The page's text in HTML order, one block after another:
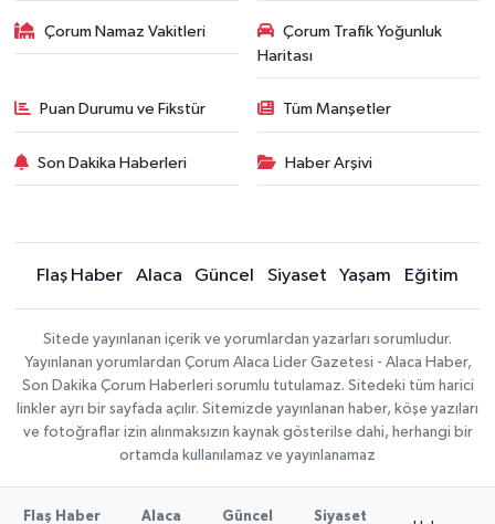
Çorum Namaz Vakitleri
Çorum Trafik Yoğunluk
Haritası
Puan Durumu ve Fikstür Tüm Manşetler
Son Dakika Haberleri Haber Arşivi
Flaş Haber Alaca Güncel Siyaset Yaşam Eğitim
Sitede yayınlanan içerik ve yorumlardan yazarları sorumludur.
Yayınlanan yorumlardan Çorum Alaca Lider Gazetesi - Alaca Haber,
Son Dakika Çorum Haberleri sorumlu tutulamaz. Sitedeki tüm harici
linkler ayrı bir sayfada açılır. Sitemizde yayınlanan haber, köşe yazıları
ve fotoğraflar izin alınmaksızın kaynak gösterilse dahi, herhangi bir
ortamda kullanılamaz ve yayınlanamaz
Flaş Haber Alaca Güncel Siyaset